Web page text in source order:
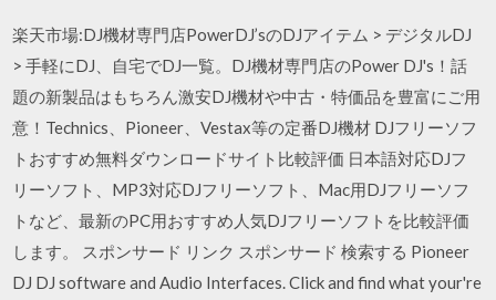
楽天市場:DJ機材専門店PowerDJ’sのDJアイテム > デジタルDJ
> 手軽にDJ、自宅でDJ一覧。DJ機材専門店のPower DJ's！話
題の新製品はもちろん激安DJ機材や中古・特価品を豊富にご用
意！Technics、Pioneer、Vestax等の定番DJ機材 DJフリーソフ
トおすすめ無料ダウンロードサイト比較評価 日本語対応DJフ
リーソフト、MP3対応DJフリーソフト、Mac用DJフリーソフ
トなど、最新のPC用おすすめ人気DJフリーソフトを比較評価
します。 スポンサード リンク スポンサード 検索する Pioneer
DJ DJ software and Audio Interfaces. Click and find what your're